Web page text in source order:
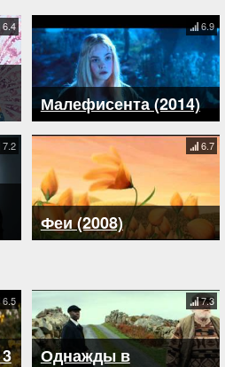
6.4
Малефисента (2014)
6.9
7.2
Феи (2008)
6.7
6.5
Однажды в
7.3